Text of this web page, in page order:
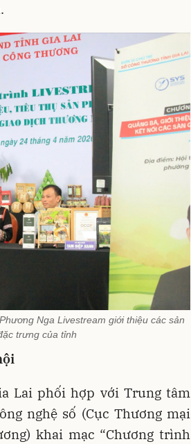
Nga Livestream giới thiệu các sản
trưng của tỉnh
Lai phối hợp với Trung tâm
nghệ số (Cục Thương mại
khai mạc “Chương trình